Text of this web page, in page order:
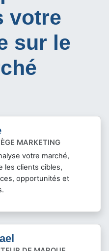
votre
sur le
MARKETING
votre marché,
les clients cibles,
opportunités et